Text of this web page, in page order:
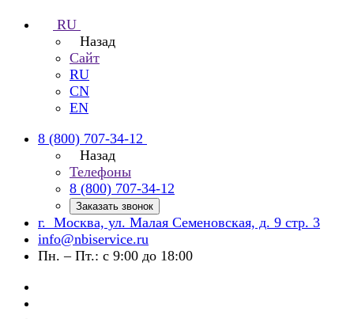
RU
Назад
Сайт
RU
CN
EN
8 (800) 707-34-12
Назад
Телефоны
8 (800) 707-34-12
Заказать звонок
г. Москва, ул. Малая Семеновская, д. 9 стр. 3
info@nbiservice.ru
Пн. – Пт.: с 9:00 до 18:00